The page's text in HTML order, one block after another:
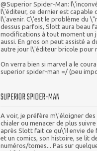
@Superior Spider-Man:
l\'éditeur, ce dernier est capable
l\'avenir. C\'est le problème du
dessus parfois, Slott aura beau
modifications à tout moment un
aussi. En gros on peut assisté a
autre jour l\'éditeur bricole pour
On verra bien si marvel a le
superior spider-man =/ (peu
SUPERIOR SPIDER-MAN
A voir, je préfère m\'éloigner des
chialer ou menacer de plus
après Slott fait ce qu\'il envie de
et un comics, son histoire, se lit
numéros/tomes... Pas sur